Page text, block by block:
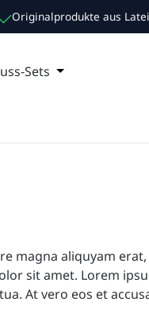
Originalprodukte aus
TEE TRINKEN
Dropdown der
Sets Öffne oder
magna aliquyam
sit amet. Lorem
At vero eos et